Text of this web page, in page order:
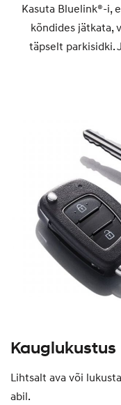
Kasuta Bluelink®-i,
kõndides jätkata,
täpselt parkisidki.
Kauglukustus
Lihtsalt ava või
abil.